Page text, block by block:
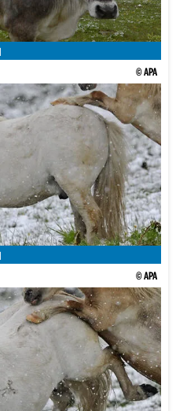
© APA
© APA